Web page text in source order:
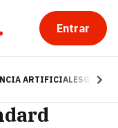
Entrar
ARTIFICIALESG